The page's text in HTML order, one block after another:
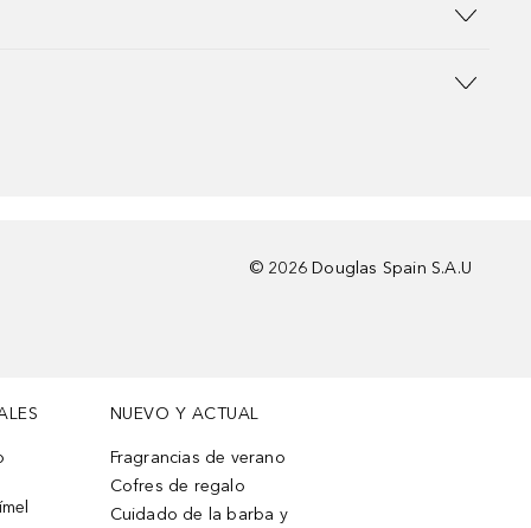
© 2026 Douglas Spain S.A.U
NUEVO Y ACTUAL
Fragrancias de verano
Cofres de regalo
Cuidado de la barba y